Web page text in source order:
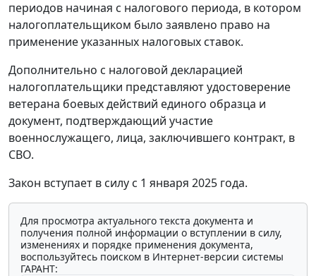
периодов начиная с налогового периода, в котором
налогоплательщиком было заявлено право на
применение указанных налоговых ставок.
Дополнительно с налоговой декларацией
налогоплательщики представляют удостоверение
ветерана боевых действий единого образца и
документ, подтверждающий участие
военнослужащего, лица, заключившего контракт, в
СВО.
Закон вступает в силу с 1 января 2025 года.
Для просмотра актуального текста документа и
получения полной информации о вступлении в силу,
изменениях и порядке применения документа,
воспользуйтесь поиском в Интернет-версии системы
ГАРАНТ: